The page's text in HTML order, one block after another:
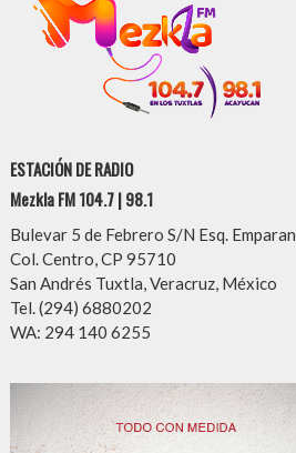
ESTACIÓN DE RADIO
Mezkla FM 104.7 | 98.1
Bulevar 5 de Febrero S/N Esq. Emparan
Col. Centro, CP 95710
San Andrés Tuxtla, Veracruz, México
Tel. (294) 6880202
WA: 294 140 6255